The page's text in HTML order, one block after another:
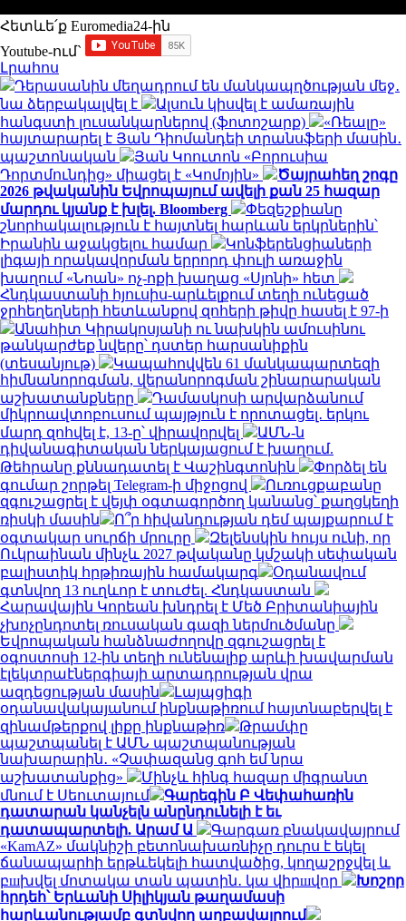
Հետևե՛ք Euromedia24-ին
Youtube-ում`
Լրահոս
Դերասանին մեղադրում են մանկապղծության մեջ․
նա ձերբակալվել է
Ալսուն կիսվել է ամառային
հանգստի լուսանկարներով (ֆոտոշարք)
«Ռեալը»
հայտարարել է Յան Դիոմանդեի տրանսֆերի մասին․
պաշտոնական
Յան Կոուտոն «Բորուսիա
Դորտմունդից» միացել է «Կոմոյին»
Ծայրահեղ շոգը
2026 թվականին Եվրոպայում ավելի քան 25 հազար
մարդու կյանք է խլել. Bloomberg
Փեզեշքիանը
շնորհակալություն է հայտնել հարևան երկրներին՝
Իրանին աջակցելու համար
Կոնֆերենցիաների
լիգայի որակավորման երրորդ փուլի առաջին
խաղում «Նոան» ոչ-ոքի խաղաց «Սյոնի» հետ
Հնդկաստանի հյուսիս-արևելքում տեղի ունեցած
ջրհեղեղների հետևանքով զոհերի թիվը հասել է 97-ի
Անահիտ Կիրակոսյանի ու նախկին ամուսինու
թանկարժեք նվերը՝ դստեր հարսանիքին
(տեսանյութ)
Կապահովվեն 61 մանկապարտեզի
հիմնանորոգման, վերանորոգման շինարարական
աշխատանքները
Դամասկոսի արվարձանում
միկրոավտոբուսում պայթյուն է որոտացել․ երկու
մարդ զոհվել է, 13-ը՝ վիրավորվել
ԱՄՆ-ն
դիվանագիտական ներկայացում է խաղում.
Թեհրանը քննադատել է Վաշինգտոնին
Փորձել են
գումար շորթել Telegram-ի միջոցով
Ուռուցքաբանը
զգուշացրել է վեյփ օգտագործող կանանց՝ քաղցկեղի
ռիսկի մասին
Ո՞ր հիվանդության դեմ պայքարում է
օգտակար սուրճի մրուրը
Զելենսկին հույս ունի, որ
Ուկրաինան մինչև 2027 թվականը կմշակի սեփական
բալիստիկ հրթիռային համակարգ
Օդանավում
գտնվող 13 ուղևոր է տուժել. Հնդկաստան
Հարավային Կորեան խնդրել է Մեծ Բրիտանիային
չխոչընդոտել ռուսական գազի ներմուծմանը
Եվրոպական հանձնաժողովը զգուշացրել է
օգոստոսի 12-ին տեղի ունենալիք արևի խավարման
էլեկտրաէներգիայի արտադրության վրա
ազդեցության մասին
Լայպցիգի
օդանավակայանում ինքնաթիռում հայտնաբերվել է
զինամթերքով լիքը ինքնաթիռ
Թրամփը
պաշտպանել է ԱՄՆ պաշտպանության
նախարարին․ «Չափազանց գոհ եմ նրա
աշխատանքից»
Մինչև հինգ հազար միգրանտ
մնում է Սեուտայում
Գարեգին Բ Վեփահառին
դատարան կանչելն անընդունելի է եւ
դատապարտելի. Արամ Ա
Գարգառ բնակավայրում
«KamAZ» մակնիշի բետոնախառնիչը դուրս է եկել
ճանապարհի երթևեկելի հատվածից, կողաշրջվել և
բшխվել մոտակա տան պատին․ կա վիրшվոր
Խոշոր
հրդեհ՝ Երևանի Սիլիկյան թաղամասի
հարևանությամբ գտնվող աղբավայրում